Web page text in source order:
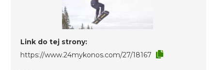
Link do tej strony:
https://www.24mykonos.com/27/18167